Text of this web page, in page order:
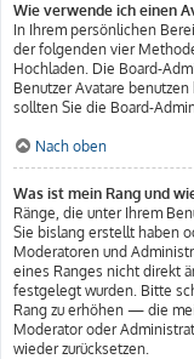
Wie verwende ich einen
In Ihrem persönlichen
der folgenden vier
Hochladen. Die Board-
Benutzer Avatare
sollten Sie die Board-
Nach oben
Was ist mein Rang und
Ränge, die unter Ihrem
Sie bislang erstellt haben
Moderatoren und
eines Ranges nicht direkt
festgelegt wurden. Bitte
Rang zu erhöhen — die
Moderator oder
wieder zurücksetzen.